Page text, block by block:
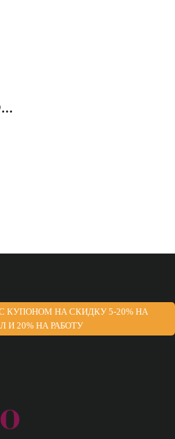
КУПОНОМ НА СКИДКУ 5-20% НА
И 20% НА РАБОТУ